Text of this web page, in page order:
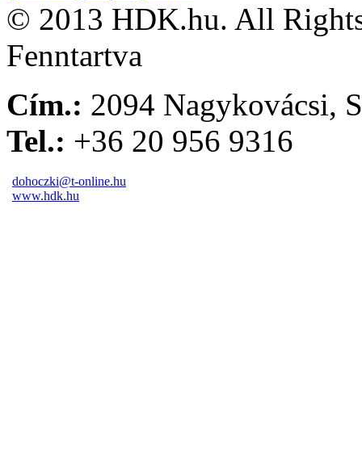
© 2013 HDK.hu. All
Fenntartva
Cím.: 2094 Nagykovácsi,
Tel.: +36 20 956 9316
dohoczki@t-online.hu
www.hdk.hu